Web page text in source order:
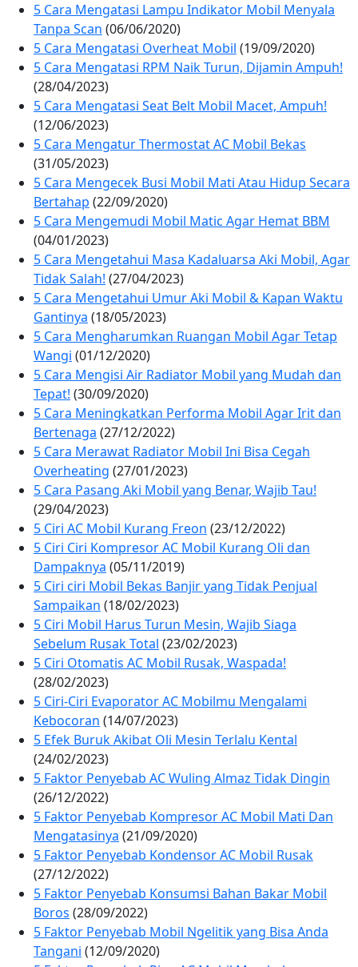
5 Cara Mengatasi Lampu Indikator Mobil Menyala
Tanpa Scan (06/06/2020)
5 Cara Mengatasi Overheat Mobil (19/09/2020)
5 Cara Mengatasi RPM Naik Turun, Dijamin Ampuh!
(28/04/2023)
5 Cara Mengatasi Seat Belt Mobil Macet, Ampuh!
(12/06/2023)
5 Cara Mengatur Thermostat AC Mobil Bekas
(31/05/2023)
5 Cara Mengecek Busi Mobil Mati Atau Hidup Secara
Bertahap (22/09/2020)
5 Cara Mengemudi Mobil Matic Agar Hemat BBM
(04/01/2023)
5 Cara Mengetahui Masa Kadaluarsa Aki Mobil, Agar
Tidak Salah! (27/04/2023)
5 Cara Mengetahui Umur Aki Mobil & Kapan Waktu
Gantinya (18/05/2023)
5 Cara Mengharumkan Ruangan Mobil Agar Tetap
Wangi (01/12/2020)
5 Cara Mengisi Air Radiator Mobil yang Mudah dan
Tepat! (30/09/2020)
5 Cara Meningkatkan Performa Mobil Agar Irit dan
Bertenaga (27/12/2022)
5 Cara Merawat Radiator Mobil Ini Bisa Cegah
Overheating (27/01/2023)
5 Cara Pasang Aki Mobil yang Benar, Wajib Tau!
(29/04/2023)
5 Ciri AC Mobil Kurang Freon (23/12/2022)
5 Ciri Ciri Kompresor AC Mobil Kurang Oli dan
Dampaknya (05/11/2019)
5 Ciri ciri Mobil Bekas Banjir yang Tidak Penjual
Sampaikan (18/02/2023)
5 Ciri Mobil Harus Turun Mesin, Wajib Siaga
Sebelum Rusak Total (23/02/2023)
5 Ciri Otomatis AC Mobil Rusak, Waspada!
(28/02/2023)
5 Ciri-Ciri Evaporator AC Mobilmu Mengalami
Kebocoran (14/07/2023)
5 Efek Buruk Akibat Oli Mesin Terlalu Kental
(24/02/2023)
5 Faktor Penyebab AC Wuling Almaz Tidak Dingin
(26/12/2022)
5 Faktor Penyebab Kompresor AC Mobil Mati Dan
Mengatasinya (21/09/2020)
5 Faktor Penyebab Kondensor AC Mobil Rusak
(27/12/2022)
5 Faktor Penyebab Konsumsi Bahan Bakar Mobil
Boros (28/09/2022)
5 Faktor Penyebab Mobil Ngelitik yang Bisa Anda
Tangani (12/09/2020)